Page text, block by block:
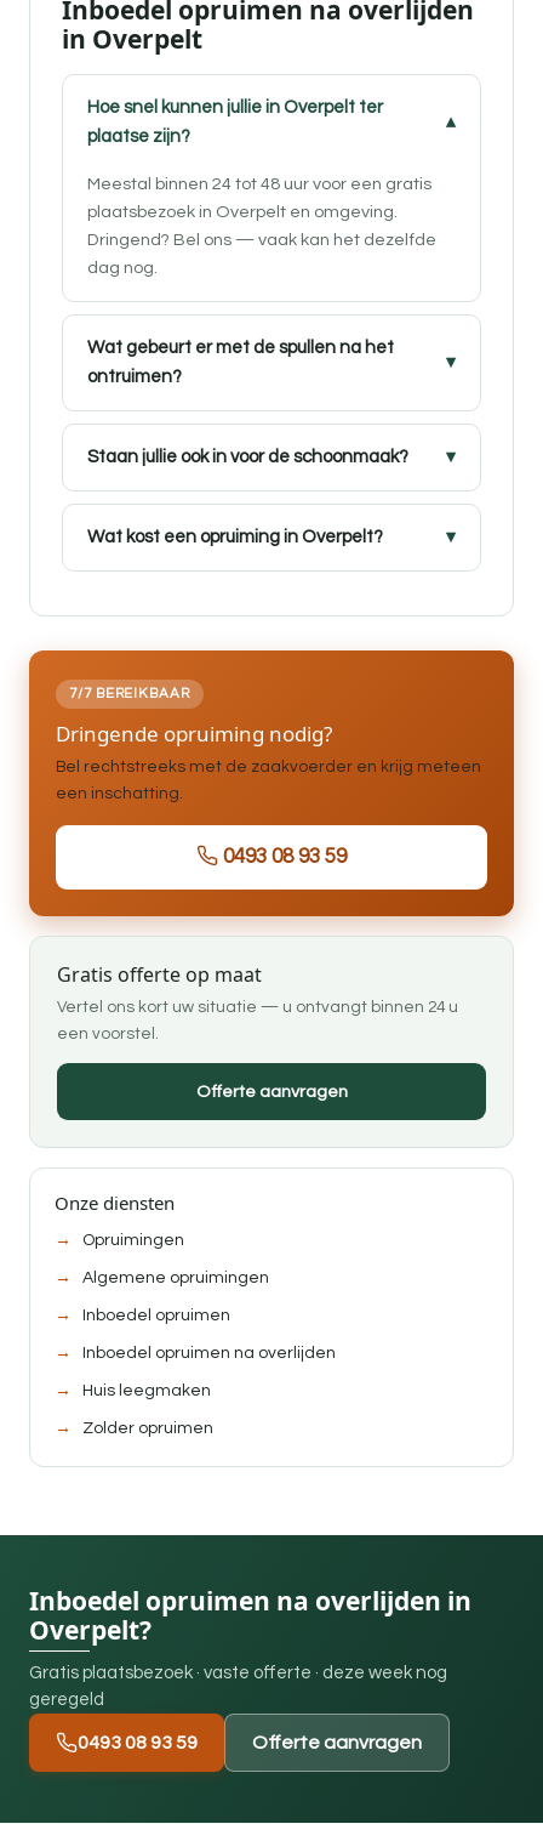
Inboedel opruimen na overlijden
in Overpelt
Hoe snel kunnen jullie in Overpelt ter
plaatse zijn?
Meestal binnen 24 tot 48 uur voor een gratis
plaatsbezoek in Overpelt en omgeving.
Dringend? Bel ons — vaak kan het dezelfde
dag nog.
Wat gebeurt er met de spullen na het
ontruimen?
Staan jullie ook in voor de schoonmaak?
Wat kost een opruiming in Overpelt?
7/7 BEREIKBAAR
Dringende opruiming nodig?
Bel rechtstreeks met de zaakvoerder en krijg meteen
een inschatting.
0493 08 93 59
Gratis offerte op maat
Vertel ons kort uw situatie — u ontvangt binnen 24 u
een voorstel.
Offerte aanvragen
Onze diensten
Opruimingen
Algemene opruimingen
Inboedel opruimen
Inboedel opruimen na overlijden
Huis leegmaken
Zolder opruimen
Inboedel opruimen na overlijden in
Overpelt?
Gratis plaatsbezoek · vaste offerte · deze week nog
geregeld
0493 08 93 59 Offerte aanvragen